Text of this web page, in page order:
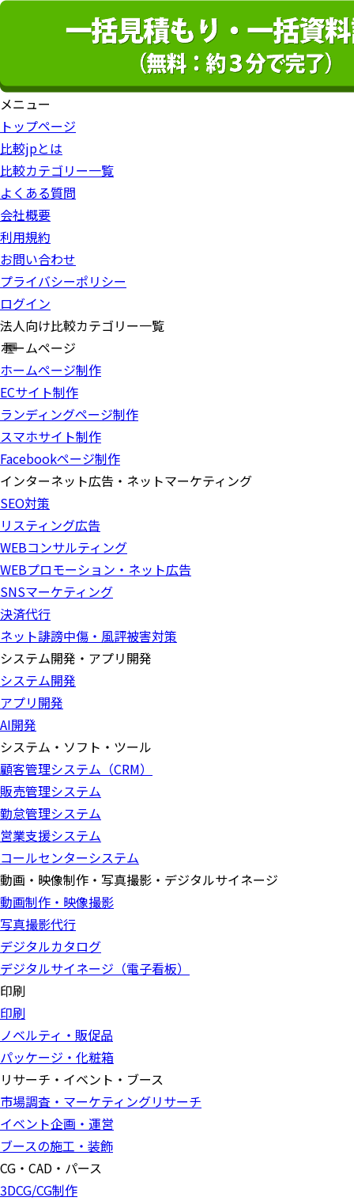
メニュー
トップページ
比較jpとは
比較カテゴリー一覧
よくある質問
会社概要
利用規約
お問い合わせ
プライバシーポリシー
ログイン
法人向け比較カテゴリー一覧
ホームページ
ホームページ制作
ECサイト制作
ランディングページ制作
スマホサイト制作
Facebookページ制作
インターネット広告・ネットマーケティング
SEO対策
リスティング広告
WEBコンサルティング
WEBプロモーション・ネット広告
SNSマーケティング
決済代行
ネット誹謗中傷・風評被害対策
システム開発・アプリ開発
システム開発
アプリ開発
AI開発
システム・ソフト・ツール
顧客管理システム（CRM）
販売管理システム
勤怠管理システム
営業支援システム
コールセンターシステム
動画・映像制作・写真撮影・デジタルサイネージ
動画制作・映像撮影
写真撮影代行
デジタルカタログ
デジタルサイネージ（電子看板）
印刷
印刷
ノベルティ・販促品
パッケージ・化粧箱
リサーチ・イベント・ブース
市場調査・マーケティングリサーチ
イベント企画・運営
ブースの施工・装飾
CG・CAD・パース
3DCG/CG制作